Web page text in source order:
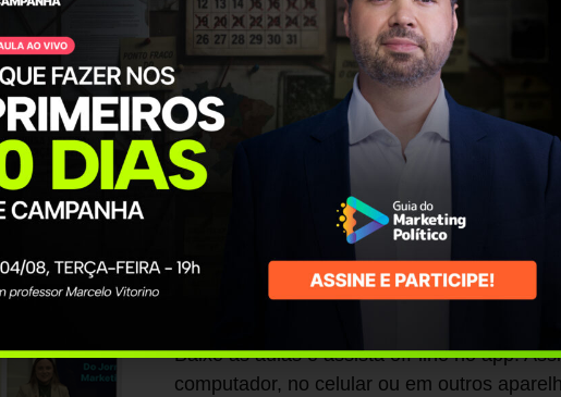
Assista
qualquer
Baixe as aulas e assista off-line no app.
computador, no celular ou em outros